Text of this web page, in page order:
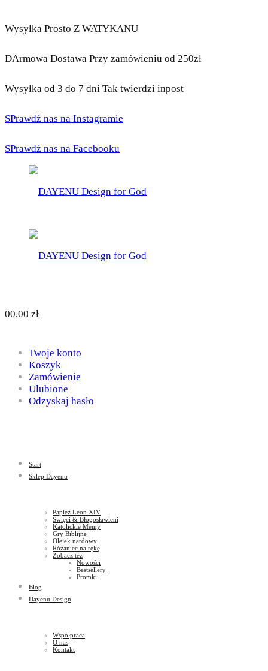
Wysyłka Prosto Z WATYKANU
DArmowa Dostawa Przy zamówieniu od 250zł
Wysyłka od 3 do 7 dni Tak twierdzi inpost
SPrawdź nas na Instagramie
SPrawdź nas na Facebooku
for
God
DAYENU
Design
God
00,00 zł
Twoje konto
Koszyk
Zamówienie
Ulubione
Odzyskaj hasło
Start
Sklep Dayenu
Papież Leon XIV
Święci & Błogosławieni
Katolickie Memy
Gry Biblijne
Olejek nardowy
Różaniec na rękę
Zobacz też
Nowości
Bestsellery
Promki
Blog
Dayenu Design
Współpraca
O nas
Kontakt